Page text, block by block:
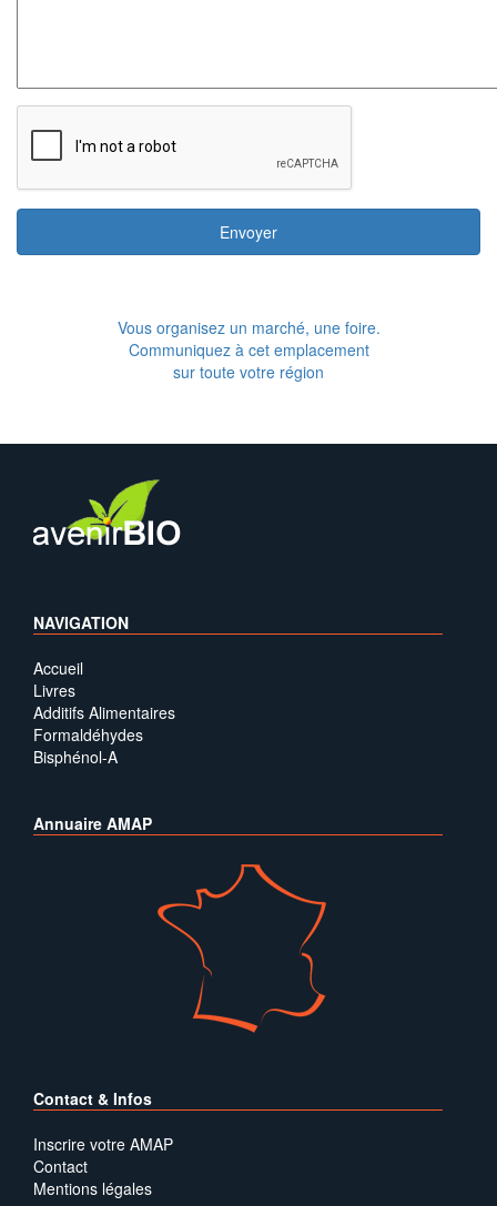
Envoyer
Vous organisez un marché, une foire.
Communiquez à cet emplacement
sur toute votre région
NAVIGATION
Accueil
Livres
Additifs Alimentaires
Formaldéhydes
Bisphénol-A
Annuaire AMAP
Contact & Infos
Inscrire votre AMAP
Contact
Mentions légales